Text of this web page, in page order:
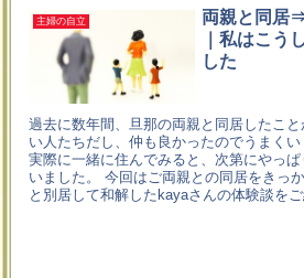
主婦の自立
両親と同居
｜私はこう
した
過去に数年間、旦那の両親と同居したこ
い人たちだし、仲も良かったのでうまくい
実際に一緒に住んでみると、次第にやっ
いました。 今回はご両親との同居をきっ
と別居して和解したkayaさんの体験談をご